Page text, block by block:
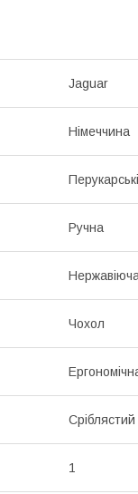
Jaguar
Німеччина
Ручна
Чохол
Сріблястий
1